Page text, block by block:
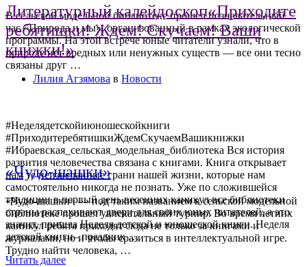
В сельской модельной библиотеке прошел познавательный
час «Природа и мы», организованный в рамках экологической
программы. На этой встрече юные читатели узнали, что в
природе нет вредных или ненужных существ — все они тесно
связаны друг …
«Чудо-шашки»
«Чудо-шашки» — под таким названием в сельской модельной
библиотеке прошел увлекательный турнир. Во время летних
каникул ребята приходят сюда не только за книгами и
журналами, но и чтобы сразиться в интеллектуальной игре.
Трудно найти человека, …
Литературный калейдоскоп«Приходите
ребятишки! Ждем! Скучаем! Ваши
книжки!»
Лилия Агзямова в Новости
#Неделядетскойиюношескойкниги
#ПриходитеребятишкиЖдемСкучаемВашикнижки
#Ибраевская_сельская_модельная_библиотека Вся история
развития человечества связана с книгами. Книга открывает
нам те неизведанные грани нашей жизни, которые нам
самостоятельно никогда не познать. Уже по сложившейся
традиции в первый день весенних каникул все библиотеки
страны распахивают двери для своих юных читателей, а это
значит, пришла Неделя детской и юношеской книги. Неделя
детской книги– праздник …
Читать далее